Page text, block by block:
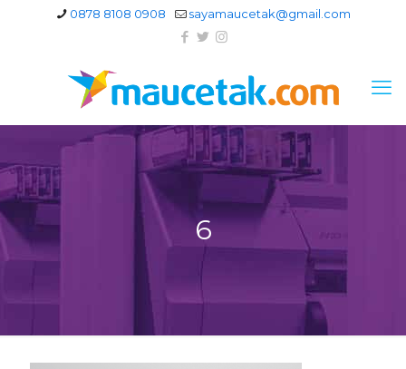
0878 8108 0908 sayamaucetak@gmail.com
6